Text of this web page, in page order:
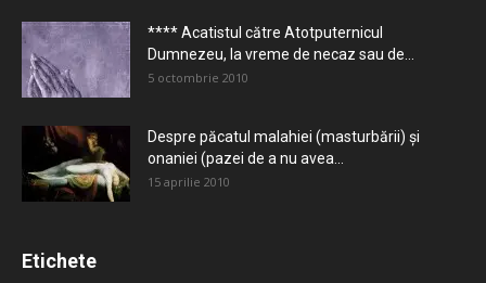
**** Acatistul către Atotputernicul
Dumnezeu, la vreme de necaz sau de...
5 octombrie 2010
Despre păcatul malahiei (masturbării) şi
onaniei (pazei de a nu avea...
15 aprilie 2010
Etichete